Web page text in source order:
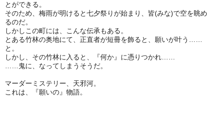
とができる。
そのため、梅雨が明けると七夕祭りが始まり、皆(みな)で空を眺め
るのだ。
しかしこの町には、こんな伝承もある。
とある竹林の奥地にて、正直者が短冊を飾ると、願いが叶う……
と。
しかし、その竹林に入ると、『何か』に憑りつかれ……
……鬼に、なってしまうそうだ。
マーダーミステリー、天邪河。
これは、『願いの』物語。